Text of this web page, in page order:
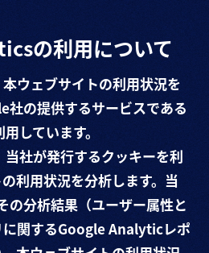
の利用について
ウェブサイトの利用状況を
社の提供するサービスである
しています。
社が発行するクッキーを利
利用状況を分析します。当
の分析結果（ユーザー属性と
に関するGoogle Analyticレポ